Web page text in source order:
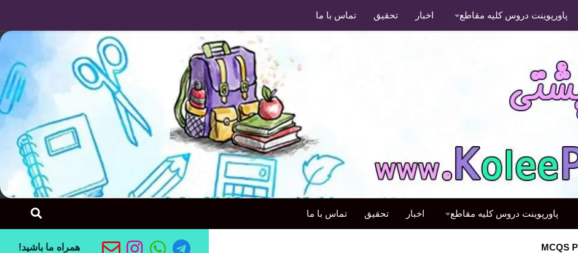
پاورپوینت دروس کلیه مقاطع اخبار تحقیق تماس با ما
پاورپوینت دروس کلیه مقاطع اخبار تحقیق تماس با ما
MCQS همراه ما باشید!